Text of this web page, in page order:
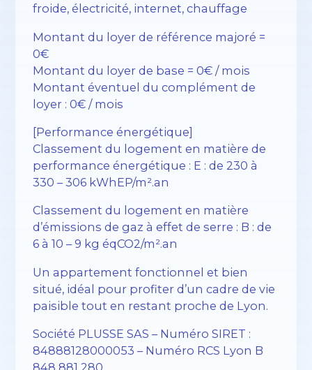
froide, électricité, internet, chauffage
Montant du loyer de référence majoré =
0€
Montant du loyer de base = 0€ / mois
Montant éventuel du complément de
loyer : 0€ / mois
[Performance énergétique]
Classement du logement en matière de
performance énergétique : E : de 230 à
330 – 306 kWhEP/m².an
Classement du logement en matière
d’émissions de gaz à effet de serre : B : de
6 à 10 – 9 kg éqCO2/m².an
Un appartement fonctionnel et bien
situé, idéal pour profiter d’un cadre de vie
paisible tout en restant proche de Lyon.
Société PLUSSE SAS – Numéro SIRET :
84888128000053 – Numéro RCS Lyon B
848 881 280